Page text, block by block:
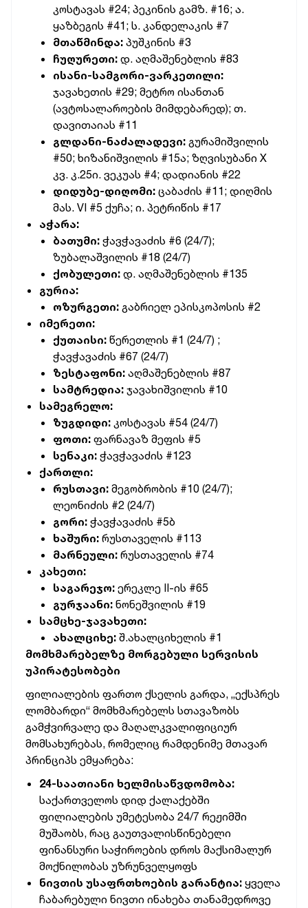
კოსტავას #24; პეკინის გამზ. #16; ა.
ყაზბეგის #41; ს. კანდელაკის #7
მთაწმინდა: პუშკინის #3
ჩუღურეთი: დ. აღმაშენებლის #83
ისანი-სამგორი-ვარკეთილი:
ჯავახეთის #29; მეტრო ისანთან
(ავტოსალაროების მიმდებარედ); თ.
დავითაიას #11
გლდანი-ნაძალადევი: გურამიშვილის
#50; ხიზანიშვილის #15ა; ზღვისუბანი X
კვ. კ.25ი. ვეკუას #4; დადიანის #22
დიდუბე-დიღომი: ცაბაძის #11; დიღმის
მას. VI #5 ქუჩა; ი. პეტრიწის #17
აჭარა:
ბათუმი: ჭავჭავაძის #6 (24/7);
ზუბალაშვილის #18 (24/7)
ქობულეთი: დ. აღმაშენებლის #135
გურია:
ოზურგეთი: გაბრიელ ეპისკოპოსის #2
იმერეთი:
ქუთაისი: წერეთლის #1 (24/7) ;
ჭავჭავაძის #67 (24/7)
ზესტაფონი: აღმაშენებლის #87
სამტრედია: ჯავახიშვილის #10
სამეგრელო:
ზუგდიდი: კოსტავას #54 (24/7)
ფოთი: ფარნავაზ მეფის #5
სენაკი: ჭავჭავაძის #123
ქართლი:
რუსთავი: მეგობრობის #10 (24/7);
ლეონიძის #2 (24/7)
გორი: ჭავჭავაძის #5ბ
ხაშური: რუსთაველის #113
მარნეული: რუსთაველის #74
კახეთი:
საგარეჯო: ერეკლე II-ის #65
გურჯაანი: ნონეშვილის #19
სამცხე-ჯავახეთი:
ახალციხე: შ.ახალციხელის #1
მომხმარებელზე მორგებული სერვისის
უპირატესობები
ფილიალების ფართო ქსელის გარდა, „ექსპრეს
ლომბარდი“ მომხმარებელს სთავაზობს
გამჭვირვალე და მაღალკვალიფიციურ
მომსახურებას, რომელიც რამდენიმე მთავარ
პრინციპს ემყარება:
24-საათიანი ხელმისაწვდომობა:
საქართველოს დიდ ქალაქებში
ფილიალების უმეტესობა 24/7 რეჟიმში
მუშაობს, რაც გაუთვალისწინებელი
ფინანსური საჭიროების დროს მაქსიმალურ
მოქნილობას უზრუნველყოფს
ნივთის უსაფრთხოების გარანტია: ყველა
ჩაბარებული ნივთი ინახება თანამედროვე